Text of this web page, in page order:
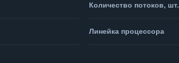
Количество потоков, шт.
Линейка процессора